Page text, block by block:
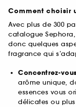
Comment choisir
Avec plus de 300
catalogue
donc quelques
fragrance qui
Concentrez-
arôme unique,
essences vous
délicates ou